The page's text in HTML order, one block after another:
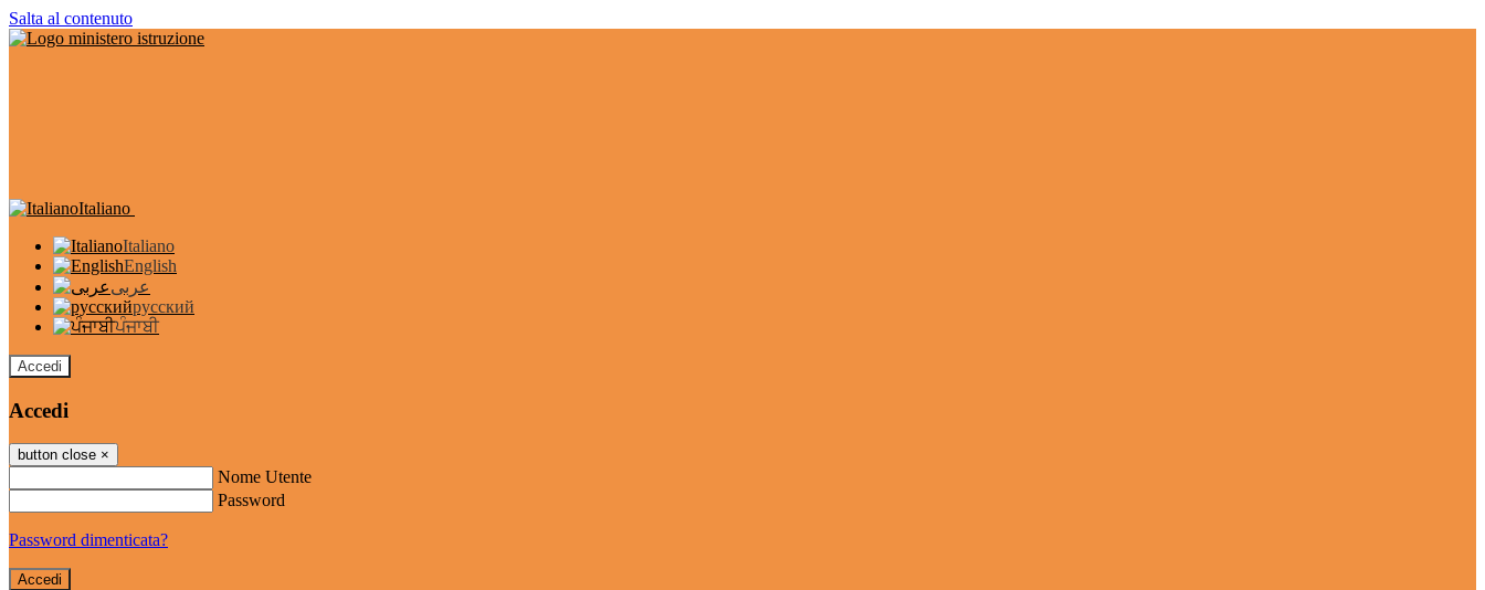
Salta al contenuto
Italiano
Italiano
English
عربى
русский
ਪੰਜਾਬੀ
Accedi
Accedi
button close ×
Nome Utente
Password
Password dimenticata?